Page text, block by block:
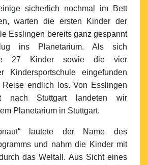
sicherlich nochmal im Bett
warten die ersten Kinder der
Esslingen bereits ganz gespannt
ins Planetarium. Als sich
27 Kinder sowie die vier
Kindersportschule eingefunden
Reise endlich los. Von Esslingen
nach Stuttgart landeten wir
Planetarium in Stuttgart.
lautete der Name des
und nahm die Kinder mit
das Weltall. Aus Sicht eines